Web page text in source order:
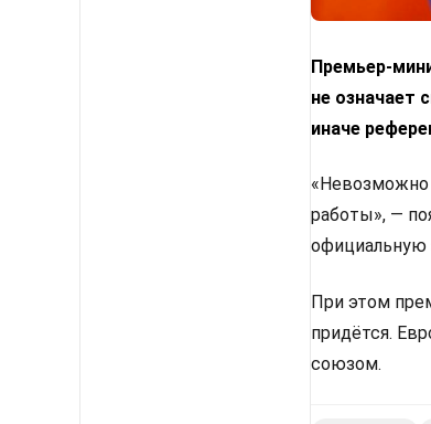
Премьер-
не означает
иначе
«Невозможно
работы», —
официальную
При этом
придётся.
союзом.